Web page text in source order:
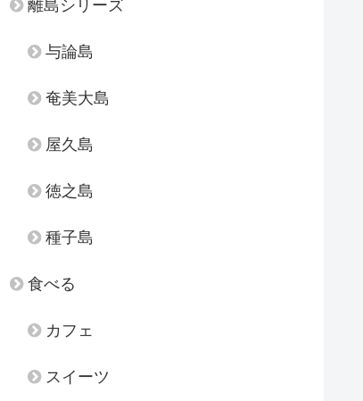
離島シリーズ
与論島
奄美大島
屋久島
徳之島
種子島
食べる
カフェ
スイーツ